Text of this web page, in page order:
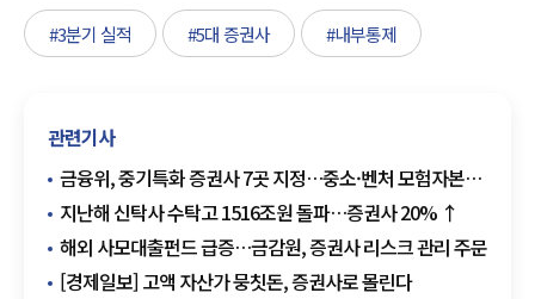
#3분기 실적 #5대 증권사 #내부통제
관련기사
금융위, 중기특화 증권사 7곳 지정…중소·벤처 모험자본
집중 공급
지난해 신탁사 수탁고 1516조원 돌파…증권사 20% ↑
해외 사모대출펀드 급증…금감원, 증권사 리스크 관리 주문
[경제일보] 고액 자산가 뭉칫돈, 증권사로 몰린다